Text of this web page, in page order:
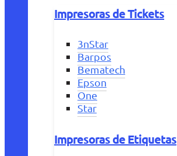
Impresoras de Tickets
3nStar
Barpos
Bematech
Epson
One
Star
Impresoras de Etiquetas